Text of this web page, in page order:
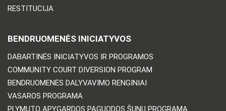
RESTITUCIJA
BENDRUOMENĖS INICIATYVOS
DABARTINĖS INICIATYVOS IR PROGRAMOS
COMMUNITY COURT DIVERSION PROGRAM
BENDRUOMENĖS DALYVAVIMO RENGINIAI
VASAROS PROGRAMA
PLYMUTO APYGARDOS PAGUODOS ŠUNŲ PROGRAMA